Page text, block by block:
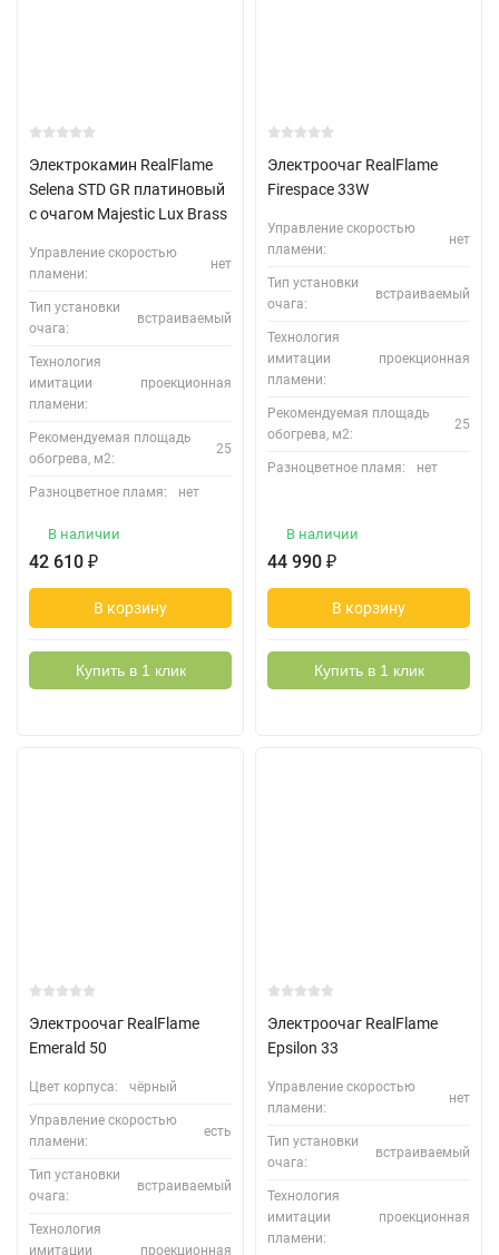
Электрокамин RealFlame
Selena STD GR платиновый
с очагом Majestic Lux Brass
Управление скоростью
пламени:
нет
Тип установки
очага:
встраиваемый
Технология
имитации
пламени:
проекционная
Рекомендуемая площадь
обогрева, м2:
25
Разноцветное пламя: нет
В наличии
42 610 ₽
В корзину
Купить в 1 клик
Электроочаг RealFlame
Firespace 33W
Управление скоростью
пламени:
нет
Тип установки
очага:
встраиваемый
Технология
имитации
пламени:
проекционная
Рекомендуемая площадь
обогрева, м2:
25
Разноцветное пламя: нет
В наличии
44 990 ₽
В корзину
Купить в 1 клик
Электроочаг RealFlame
Emerald 50
Цвет корпуса: чёрный
Управление скоростью
пламени:
есть
Тип установки
очага:
встраиваемый
Технология
имитации
проекционная
Электроочаг RealFlame
Epsilon 33
Управление скоростью
пламени:
нет
Тип установки
очага:
встраиваемый
Технология
имитации
пламени:
проекционная